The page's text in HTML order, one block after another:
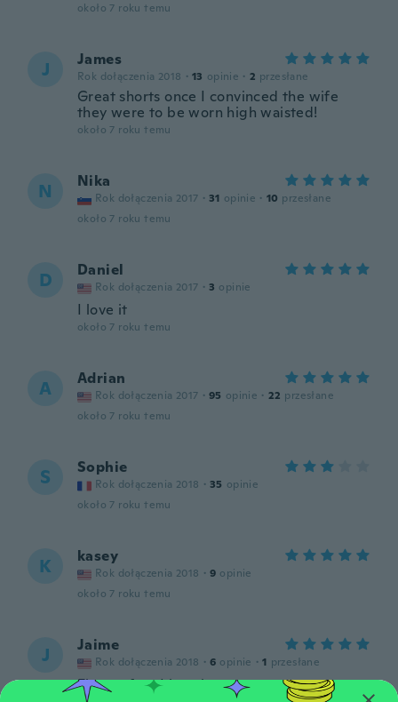
około 7 roku temu
J James
Rok dołączenia 2018 · 13 opinie · 2 przesłane
Great shorts once I convinced the wife
they were to be worn high waisted!
około 7 roku temu
N Nika
Rok dołączenia 2017 · 31 opinie · 10 przesłane
około 7 roku temu
D Daniel
Rok dołączenia 2017 · 3 opinie
I love it
około 7 roku temu
A Adrian
Rok dołączenia 2017 · 95 opinie · 22 przesłane
około 7 roku temu
S Sophie
Rok dołączenia 2018 · 35 opinie
około 7 roku temu
K kasey
Rok dołączenia 2018 · 9 opinie
około 7 roku temu
J Jaime
Rok dołączenia 2018 · 6 opinie · 1 przesłane
Fits perfect I love it